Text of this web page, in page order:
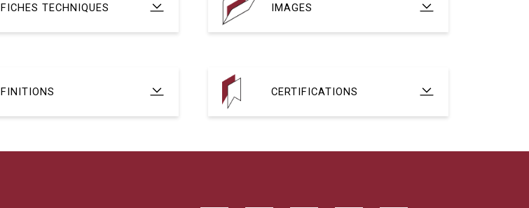
FICHES TECHNIQUES IMAGES
FINITIONS CERTIFICATIONS